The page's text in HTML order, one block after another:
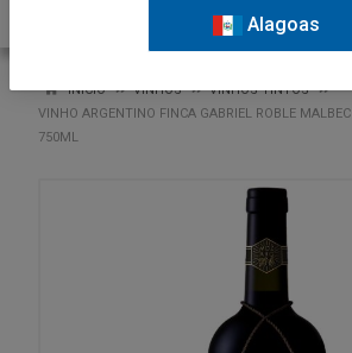
INÍCIO VINHOS
VINHOS TINTOS
VINHO ARGENTINO FINCA GABRIEL ROBLE MALBEC
750ML
Alagoas